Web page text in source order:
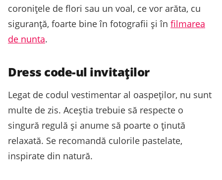
coronițele de flori sau un voal, ce vor arăta, cu
siguranță, foarte bine în fotografii și în filmarea
de nunta.
Dress code-ul invitaților
Legat de codul vestimentar al oaspeților, nu sunt
multe de zis. Aceștia trebuie să respecte o
singură regulă și anume să poarte o ținută
relaxată. Se recomandă culorile pastelate,
inspirate din natură.